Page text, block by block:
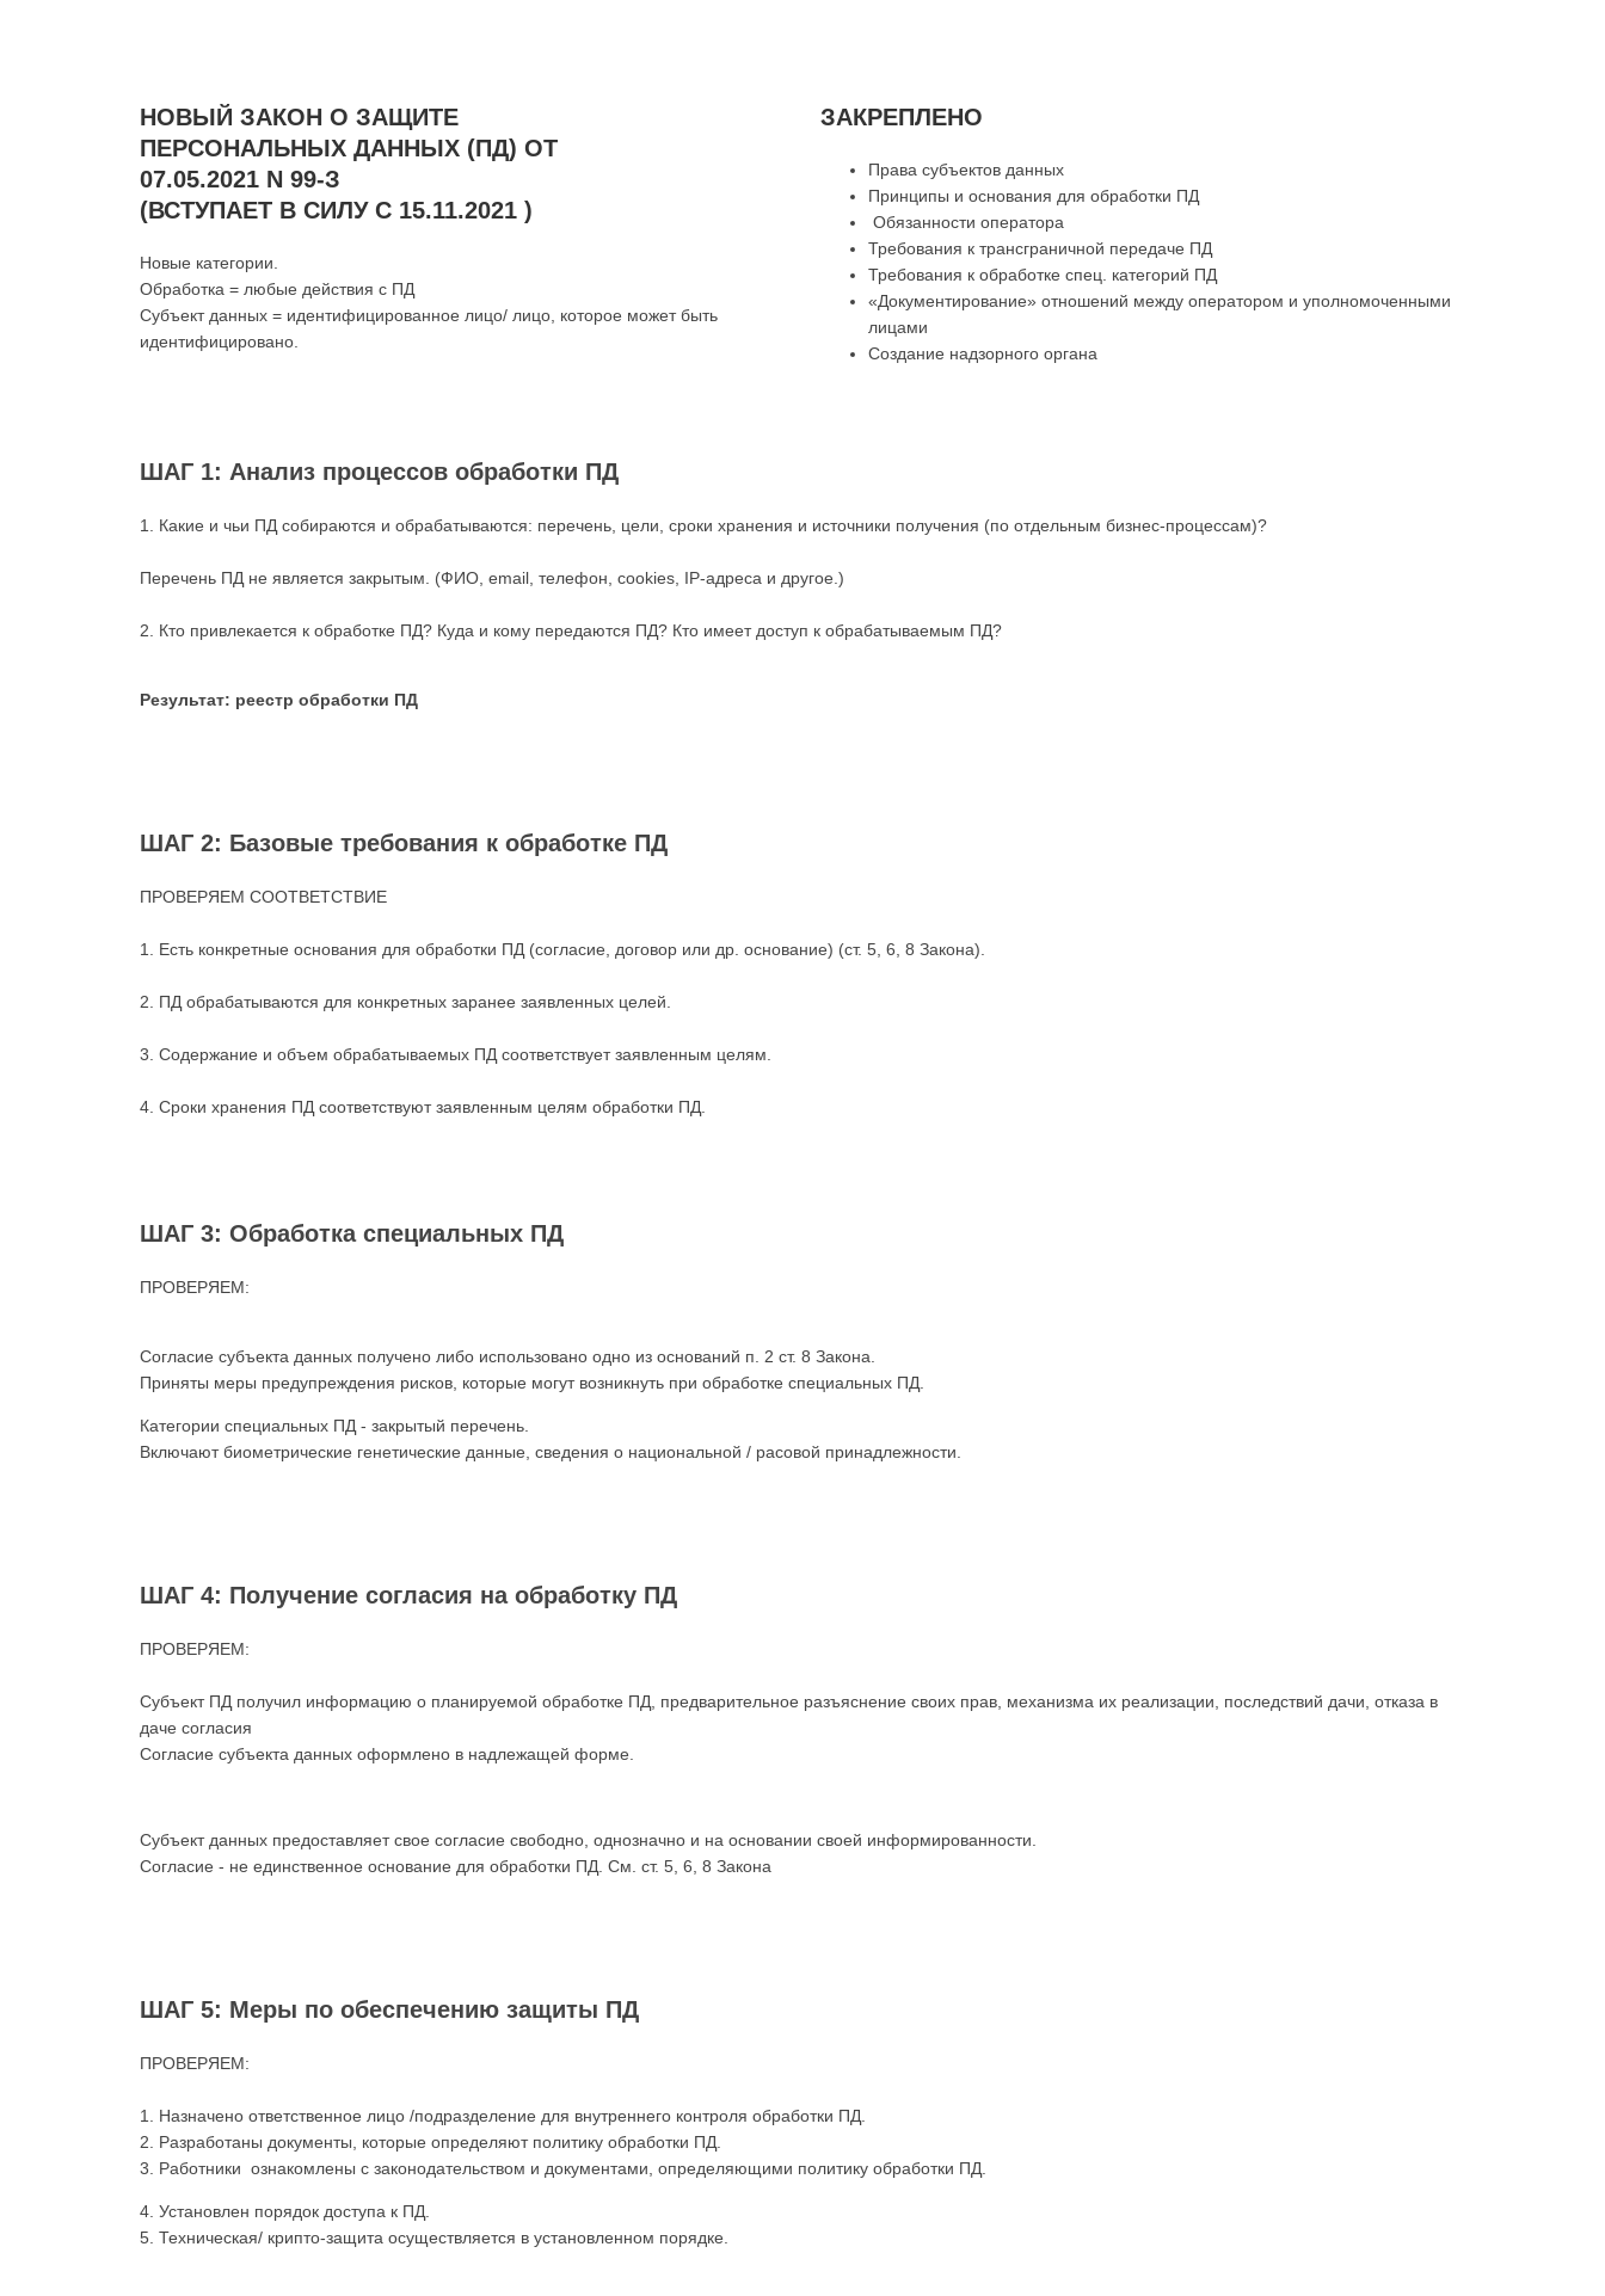
НОВЫЙ ЗАКОН О ЗАЩИТЕ
ПЕРСОНАЛЬНЫХ ДАННЫХ (ПД) ОТ
07.05.2021 N 99-З
(ВСТУПАЕТ В СИЛУ С 15.11.2021 )
Новые категории.
Обработка = любые действия с ПД
Субъект данных = идентифицированное лицо/ лицо, которое может быть
идентифицировано.
ЗАКРЕПЛЕНО
Права субъектов данных
Принципы и основания для обработки ПД
Обязанности оператора
Требования к трансграничной передаче ПД
Требования к обработке спец. категорий ПД
«Документирование» отношений между оператором и уполномоченными
лицами
Создание надзорного органа
ШАГ 1: Анализ процессов обработки ПД
1. Какие и чьи ПД собираются и обрабатываются: перечень, цели, сроки хранения и источники получения (по отдельным бизнес-процессам)?
Перечень ПД не является закрытым. (ФИО, email, телефон, cookies, IP-адреса и другое.)
2. Кто привлекается к обработке ПД? Куда и кому передаются ПД? Кто имеет доступ к обрабатываемым ПД?
Результат: реестр обработки ПД
ШАГ 2: Базовые требования к обработке ПД
ПРОВЕРЯЕМ СООТВЕТСТВИЕ
1. Есть конкретные основания для обработки ПД (согласие, договор или др. основание) (ст. 5, 6, 8 Закона).
2. ПД обрабатываются для конкретных заранее заявленных целей.
3. Содержание и объем обрабатываемых ПД соответствует заявленным целям.
4. Сроки хранения ПД соответствуют заявленным целям обработки ПД.
ШАГ 3: Обработка специальных ПД
ПРОВЕРЯЕМ:
Согласие субъекта данных получено либо использовано одно из оснований п. 2 ст. 8 Закона.
Приняты меры предупреждения рисков, которые могут возникнуть при обработке специальных ПД.
Категории специальных ПД - закрытый перечень.
Включают биометрические генетические данные, сведения о национальной / расовой принадлежности.
ШАГ 4: Получение согласия на обработку ПД
ПРОВЕРЯЕМ:
Субъект ПД получил информацию о планируемой обработке ПД, предварительное разъяснение своих прав, механизма их реализации, последствий дачи, отказа в
даче согласия
Согласие субъекта данных оформлено в надлежащей форме.
Субъект данных предоставляет свое согласие свободно, однозначно и на основании своей информированности.
Согласие - не единственное основание для обработки ПД. См. ст. 5, 6, 8 Закона
ШАГ 5: Меры по обеспечению защиты ПД
ПРОВЕРЯЕМ:
1. Назначено ответственное лицо /подразделение для внутреннего контроля обработки ПД.
2. Разработаны документы, которые определяют политику обработки ПД.
3. Работники ознакомлены с законодательством и документами, определяющими политику обработки ПД.
4. Установлен порядок доступа к ПД.
5. Техническая/ крипто-защита осуществляется в установленном порядке.